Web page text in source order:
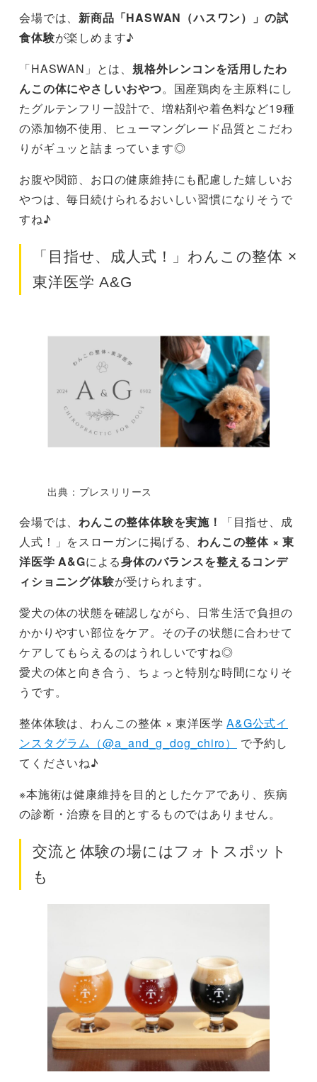
会場では、新商品「HASWAN（ハスワン）」の試
食体験が楽しめます♪
「HASWAN」とは、 規格外レンコンを活用したわ
んこの体にやさしいおやつ。国産鶏肉を主原料にし
たグルテンフリー設計で、増粘剤や着色料など19種
の添加物不使用、ヒューマングレード品質とこだわ
りがギュッと詰まっています◎
お腹や関節、お口の健康維持にも配慮した嬉しいお
やつは、毎日続けられるおいしい習慣になりそうで
すね♪
「目指せ、成人式！」わんこの整体 ×
東洋医学 A&G
出典：プレスリリース
会場では、わんこの整体体験を実施！
「目指せ、成
人式！」をスローガンに掲げる、わんこの整体 × 東
洋医学 A&Gによる身体のバランスを整えるコンデ
ィショニング体験が受けられます。
愛犬の体の状態を確認しながら、日常生活で負担の
かかりやすい部位をケア。その子の状態に合わせて
ケアしてもらえるのはうれしいですね◎
愛犬の体と向き合う、ちょっと特別な時間になりそ
うです。
整体体験は、わんこの整体 × 東洋医学A&G公式イ
ンスタグラム（@a_and_g_dog_chiro）
で予約し
てくださいね♪
※本施術は健康維持を目的としたケアであり、疾病
の診断・治療を目的とするものではありません。
交流と体験の場にはフォトスポット
も